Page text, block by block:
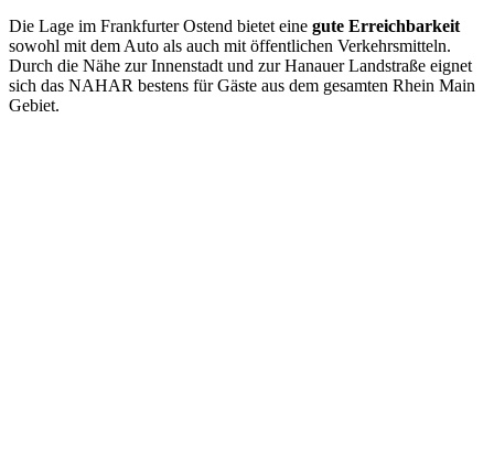
Die Lage im Frankfurter Ostend bietet eine gute Erreichbarkeit
sowohl mit dem Auto als auch mit öffentlichen Verkehrsmitteln.
Durch die Nähe zur Innenstadt und zur Hanauer Landstraße eignet
sich das NAHAR bestens für Gäste aus dem gesamten Rhein Main
Gebiet.